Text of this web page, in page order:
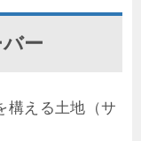
ー
構える土地（サ